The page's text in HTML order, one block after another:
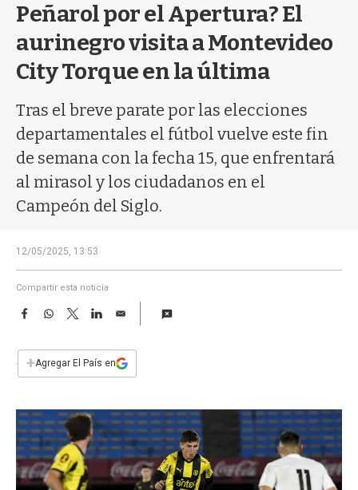
Peñarol por el Apertura? El
aurinegro visita a Montevideo
City Torque en la última
Tras el breve parate por las elecciones
departamentales el fútbol vuelve este fin
de semana con la fecha 15, que enfrentará
al mirasol y los ciudadanos en el
Campeón del Siglo.
12/05/2025, 13:53
Compartir esta noticia
F
e
b
k
W
s
p
T
w
t
L
n
E
i
l
+Agregar El País en